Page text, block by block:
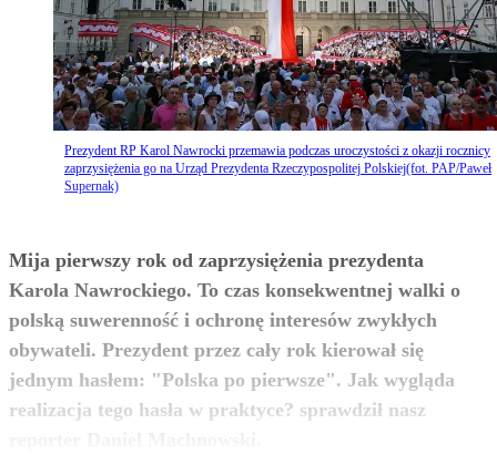
Prezydent RP Karol Nawrocki przemawia podczas uroczystości z okazji rocznicy
zaprzysiężenia go na Urząd Prezydenta Rzeczypospolitej Polskiej(fot. PAP/Paweł
Supernak)
Mija pierwszy rok od zaprzysiężenia prezydenta
Karola Nawrockiego. To czas konsekwentnej walki o
polską suwerenność i ochronę interesów zwykłych
obywateli. Prezydent przez cały rok kierował się
jednym hasłem: "Polska po pierwsze". Jak wygląda
realizacja tego hasła w praktyce? sprawdził nasz
zobacz więcej